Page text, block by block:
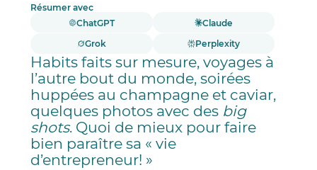
Résumer avec
ChatGPT
Claude
Grok
Perplexity
Habits faits sur mesure, voyages à
l’autre bout du monde, soirées
huppées au champagne et caviar,
quelques photos avec des big
shots. Quoi de mieux pour faire
bien paraître sa « vie
d’entrepreneur! »